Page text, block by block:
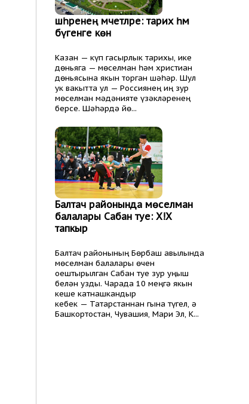
шәһәренең мәчетләре: тарих һәм
бүгенге көн
Казан — күп гасырлык тарихы, ике
дөньяга — мөселман һәм христиан
дөньясына якын торган шәһәр. Шул
ук вакытта ул — Россиянең иң зур
мөселман мәдәнияте үзәкләренең
берсе. Шәһәрдә йө...
Балтач районында мөселман
балалары Сабан туе: Х!Х
тапкыр
Балтач районының Бөрбаш авылында
мөселман балалары өчен
оештырылган Сабан туе зур уңыш
белән узды. Чарада 10 меңгә якын
кеше катнашкандыр
кебек — Татарстаннан гына түгел, ә
Башкортостан, Чувашия, Мари Эл, К...